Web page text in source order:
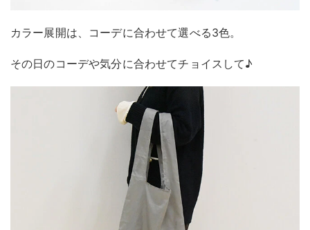
カラー展開は、コーデに合わせて選べる3色。
その日のコーデや気分に合わせてチョイスして♪